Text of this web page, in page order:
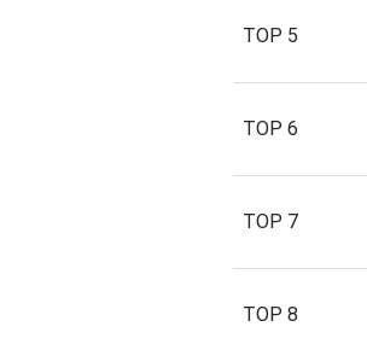
TOP 5
TOP 6
TOP 7
TOP 8